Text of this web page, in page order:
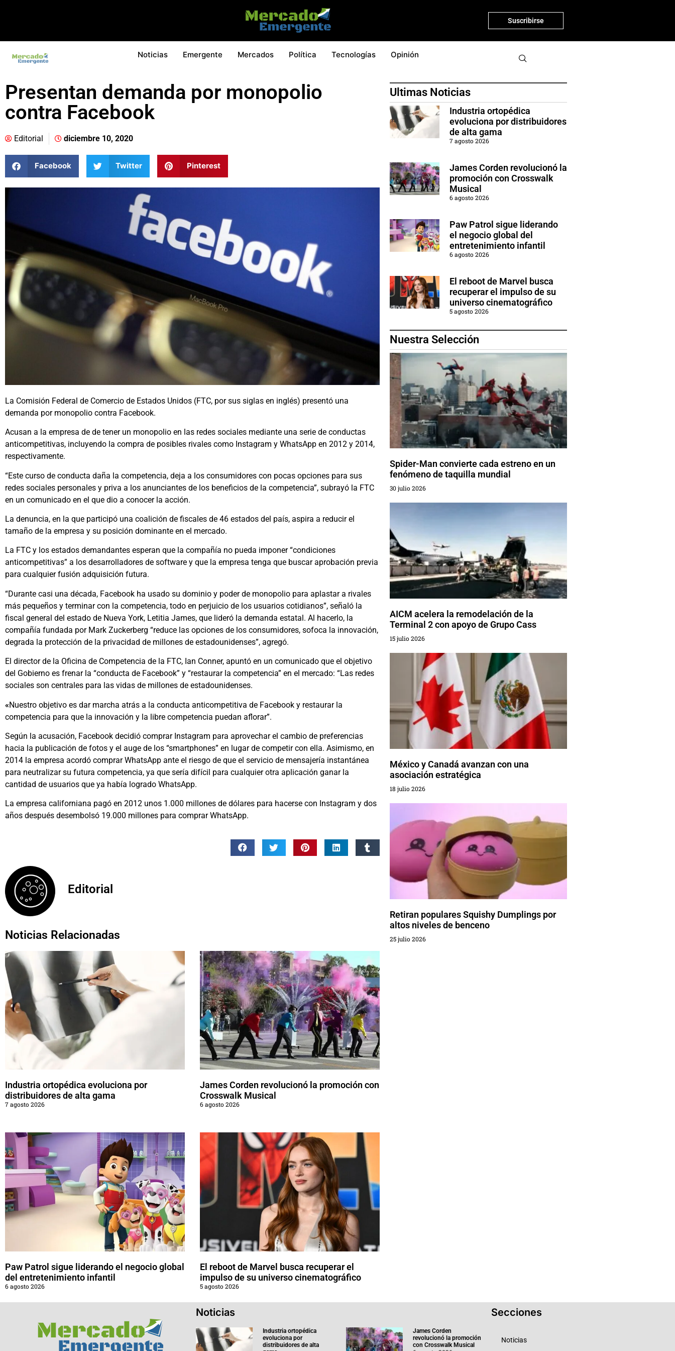
Suscribirse
Noticias Emergente Mercados Política Tecnologías Opinión
Presentan demanda por monopolio
contra Facebook
Editorial diciembre 10, 2020
Facebook Twitter Pinterest
La Comisión Federal de Comercio de Estados Unidos (FTC, por sus siglas en inglés) presentó una
demanda por monopolio contra Facebook.
Acusan a la empresa de de tener un monopolio en las redes sociales mediante una serie de conductas
anticompetitivas, incluyendo la compra de posibles rivales como Instagram y WhatsApp en 2012 y 2014,
respectivamente.
“Este curso de conducta daña la competencia, deja a los consumidores con pocas opciones para sus
redes sociales personales y priva a los anunciantes de los beneficios de la competencia”, subrayó la FTC
en un comunicado en el que dio a conocer la acción.
La denuncia, en la que participó una coalición de fiscales de 46 estados del país, aspira a reducir el
tamaño de la empresa y su posición dominante en el mercado.
La FTC y los estados demandantes esperan que la compañía no pueda imponer “condiciones
anticompetitivas” a los desarrolladores de software y que la empresa tenga que buscar aprobación previa
para cualquier fusión adquisición futura.
“Durante casi una década, Facebook ha usado su dominio y poder de monopolio para aplastar a rivales
más pequeños y terminar con la competencia, todo en perjuicio de los usuarios cotidianos”, señaló la
fiscal general del estado de Nueva York, Letitia James, que lideró la demanda estatal. Al hacerlo, la
compañía fundada por Mark Zuckerberg “reduce las opciones de los consumidores, sofoca la innovación,
degrada la protección de la privacidad de millones de estadounidenses”, agregó.
El director de la Oficina de Competencia de la FTC, Ian Conner, apuntó en un comunicado que el objetivo
del Gobierno es frenar la “conducta de Facebook” y “restaurar la competencia” en el mercado: “Las redes
sociales son centrales para las vidas de millones de estadounidenses.
«Nuestro objetivo es dar marcha atrás a la conducta anticompetitiva de Facebook y restaurar la
competencia para que la innovación y la libre competencia puedan aflorar”.
Según la acusación, Facebook decidió comprar Instagram para aprovechar el cambio de preferencias
hacia la publicación de fotos y el auge de los “smartphones” en lugar de competir con ella. Asimismo, en
2014 la empresa acordó comprar WhatsApp ante el riesgo de que el servicio de mensajería instantánea
para neutralizar su futura competencia, ya que sería difícil para cualquier otra aplicación ganar la
cantidad de usuarios que ya había logrado WhatsApp.
La empresa californiana pagó en 2012 unos 1.000 millones de dólares para hacerse con Instagram y dos
años después desembolsó 19.000 millones para comprar WhatsApp.
Editorial
Noticias Relacionadas
Industria ortopédica evoluciona por
distribuidores de alta gama
7 agosto 2026
James Corden revolucionó la promoción con
Crosswalk Musical
6 agosto 2026
Paw Patrol sigue liderando el negocio global
del entretenimiento infantil
6 agosto 2026
El reboot de Marvel busca recuperar el
impulso de su universo cinematográfico
5 agosto 2026
Ultimas Noticias
Industria ortopédica
evoluciona por distribuidores
de alta gama
7 agosto 2026
James Corden revolucionó la
promoción con Crosswalk
Musical
6 agosto 2026
Paw Patrol sigue liderando
el negocio global del
entretenimiento infantil
6 agosto 2026
El reboot de Marvel busca
recuperar el impulso de su
universo cinematográfico
5 agosto 2026
Nuestra Selección
Spider-Man convierte cada estreno en un
fenómeno de taquilla mundial
30 julio 2026
AICM acelera la remodelación de la
Terminal 2 con apoyo de Grupo Cass
15 julio 2026
México y Canadá avanzan con una
asociación estratégica
18 julio 2026
Retiran populares Squishy Dumplings por
altos niveles de benceno
25 julio 2026
Noticias
Industria ortopédica
evoluciona por
distribuidores de alta
James Corden
revolucionó la promoción
con Crosswalk Musical
Secciones
Noticias